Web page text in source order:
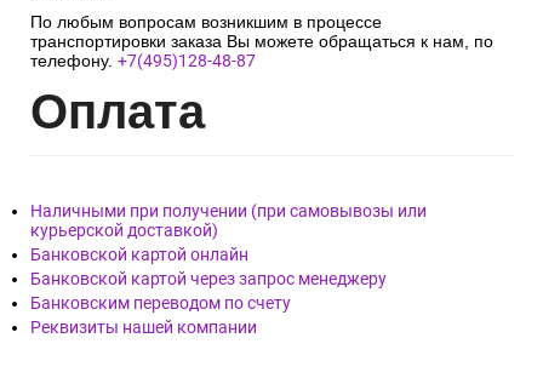
По любым вопросам возникшим в процессе
транспортировки заказа Вы можете обращаться к нам, по
телефону. +7(495)128-48-87
Оплата
Наличными при получении (при самовывозы или
курьерской доставкой)
Банковской картой онлайн
Банковской картой через запрос менеджеру
Банковским переводом по счету
Реквизиты нашей компании